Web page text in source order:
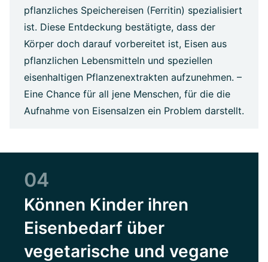
pflanzliches Speichereisen (Ferritin) spezialisiert
ist. Diese Entdeckung bestätigte, dass der
Körper doch darauf vorbereitet ist, Eisen aus
pflanzlichen Lebensmitteln und speziellen
eisenhaltigen Pflanzenextrakten aufzunehmen. –
Eine Chance für all jene Menschen, für die die
Aufnahme von Eisensalzen ein Problem darstellt.
04
Können Kinder ihren
Eisenbedarf über
vegetarische und vegane